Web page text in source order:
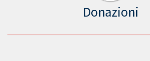
Donazioni